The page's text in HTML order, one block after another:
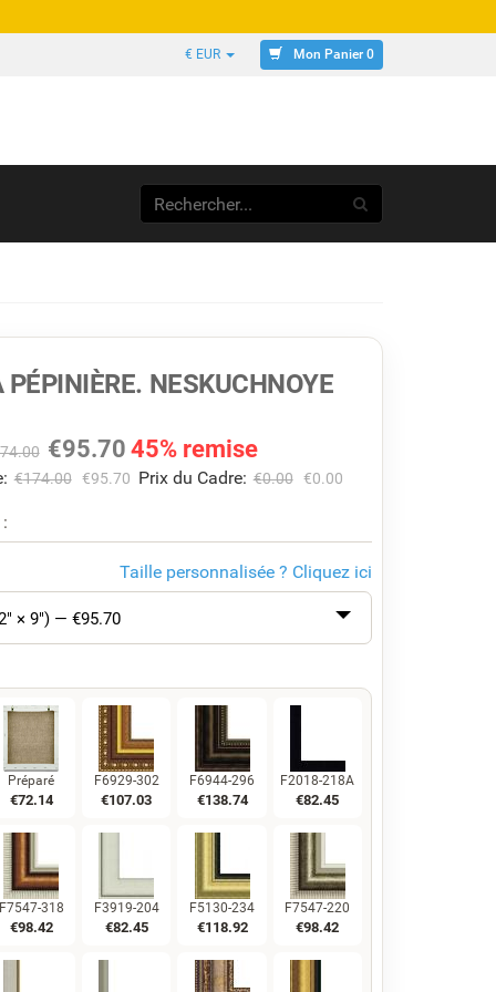
€ EUR Mon Panier 0
PÉPINIÈRE. NESKUCHNOYE
€95.70 45% remise
€174.00 €95.70 Prix du Cadre: €0.00 €0.00
Taille personnalisée ? Cliquez ici
× 9") — €95.70
Préparé
€72.14
F6929-302
€107.03
F6944-296
€138.74
F2018-218A
€82.45
F7547-318
€98.42
F3919-204
€82.45
F5130-234
€118.92
F7547-220
€98.42